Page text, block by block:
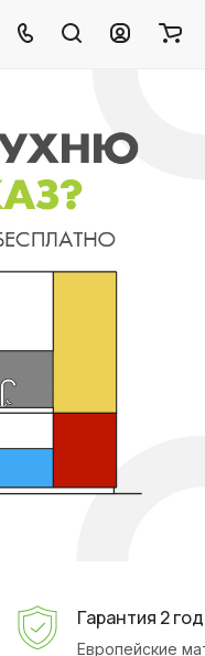
Гарантия 2
Европейские